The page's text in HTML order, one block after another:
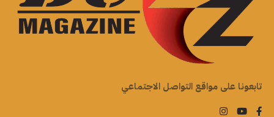
تابعونا على مواقع التواصل الاجتماعي